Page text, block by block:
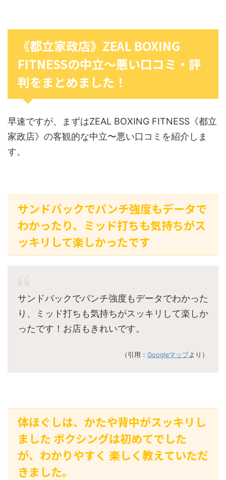
《都立家政店》ZEAL BOXING
FITNESSの中立〜悪い口コミ・評
判をまとめました！
早速ですが、まずはZEAL BOXING FITNESS《都立
家政店》の客観的な中立〜悪い口コミを紹介しま
す。
サンドバックでパンチ強度もデータで
わかったり、ミッド打ちも気持ちがス
ッキリして楽しかったです
サンドバックでパンチ強度もデータでわかった
り、ミッド打ちも気持ちがスッキリして楽しか
ったです！お店もきれいです。
（引用： Googleマップより）
体ほぐしは、かたや背中がスッキリし
ました ボクシングは初めてでした
が、わかりやすく 楽しく教えていただ
きました。